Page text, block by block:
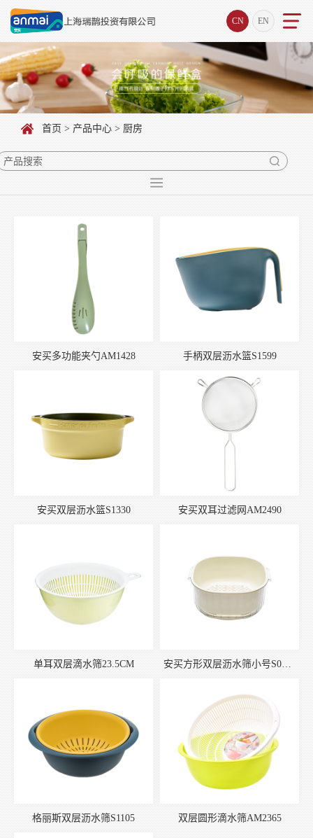
CN EN
首页 > 产品中心 > 厨房
安买多功能夹勺AM1428 手柄双层沥水篮S1599
安买双层沥水篮S1330 安买双耳过滤网AM2490
单耳双层滴水筛23.5CM 安买方形双层沥水筛小号S0233
格丽斯双层沥水筛S1105 双层圆形滴水筛AM2365